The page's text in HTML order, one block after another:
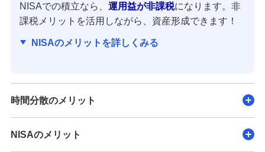
NISAでの積立なら、 運用益が非課税になります。非
課税メリットを活用しながら、資産形成できます！
NISAのメリットを詳しくみる
時間分散のメリット
NISAのメリット